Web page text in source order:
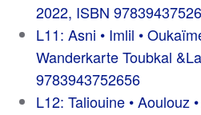
2022, ISBN
L11: Asni • Imlil •
Wanderkarte Toubkal
9783943752656
L12: Taliouine • Aoulouz